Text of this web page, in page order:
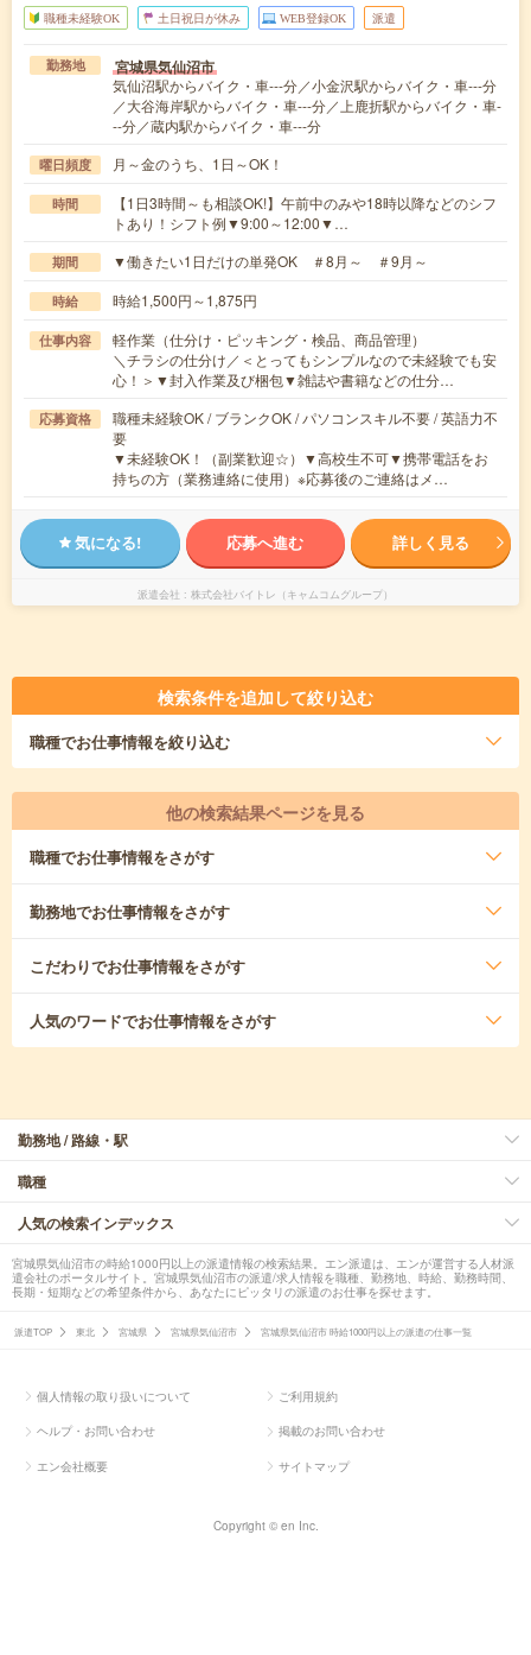
職種未経験OK 土日祝日が休み WEB登録OK 派遣
勤務地 宮城県気仙沼市
気仙沼駅からバイク・車---分／小金沢駅からバイク・車---分
／大谷海岸駅からバイク・車---分／上鹿折駅からバイク・車-
--分／蔵内駅からバイク・車---分
曜日頻度 月～金のうち、1日～OK！
時間
【1日3時間～も相談OK!】午前中のみや18時以降などのシフ
トあり！シフト例▼9:00～12:00▼…
期間 ▼働きたい1日だけの単発OK ＃8月～ ＃9月～
時給 時給1,500円～1,875円
仕事内容
軽作業（仕分け・ピッキング・検品、商品管理）
＼チラシの仕分け／＜とってもシンプルなので未経験でも安
心！＞▼封入作業及び梱包▼雑誌や書籍などの仕分…
応募資格
職種未経験OK / ブランクOK / パソコンスキル不要 / 英語力不
要
▼未経験OK！（副業歓迎☆）▼高校生不可▼携帯電話をお
持ちの方（業務連絡に使用）※応募後のご連絡はメ…
気になる! 応募へ進む 詳しく見る
派遣会社 株式会社バイトレ（キャムコムグループ）
検索条件を追加して絞り込む
職種でお仕事情報を絞り込む
他の検索結果ページを見る
職種でお仕事情報をさがす
勤務地でお仕事情報をさがす
こだわりでお仕事情報をさがす
人気のワードでお仕事情報をさがす
勤務地 / 路線・駅
職種
人気の検索インデックス
宮城県気仙沼市の時給1000円以上の派遣情報の検索結果。エン派遣は、エンが運営する人材派
遣会社のポータルサイト。宮城県気仙沼市の派遣/求人情報を職種、勤務地、時給、勤務時間、
長期・短期などの希望条件から、あなたにピッタリの派遣のお仕事を探せます。
派遣TOP 東北 宮城県 宮城県気仙沼市 宮城県気仙沼市 時給1000円以上の派遣の仕事一覧
個人情報の取り扱いについて ご利用規約
ヘルプ・お問い合わせ 掲載のお問い合わせ
エン会社概要 サイトマップ
Copyright © en Inc.